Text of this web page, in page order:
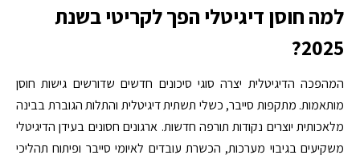
למה חוסן דיגיטלי הפך לקריטי בשנת
2025?
המהפכה הדיגיטלית יצרה סוגי סיכונים חדשים שדורשים גישות חוסן
מותאמות. מתקפות סייבר, כשלי תשתית דיגיטלית והתלות הגוברת בבינה
מלאכותית יוצרים נקודות תורפה חדשות. ארגונים חסונים בעידן הדיגיטלי
משקיעים בגיבוי מערכות, הכשרת עובדים לאיומי סייבר ופיתוח תהליכי